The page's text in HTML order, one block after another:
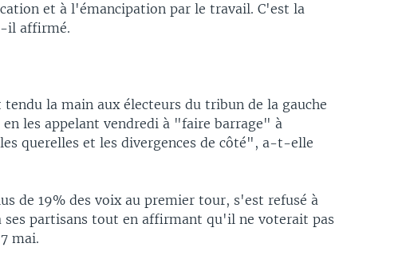
et à l'émancipation par le travail. C'est la
il affirmé.
la main aux électeurs du tribun de la gauche
les appelant vendredi à "faire barrage" à
querelles et les divergences de côté", a-t-elle
de 19% des voix au premier tour, s'est refusé à
ses partisans tout en affirmant qu'il ne voterait pas
mai.